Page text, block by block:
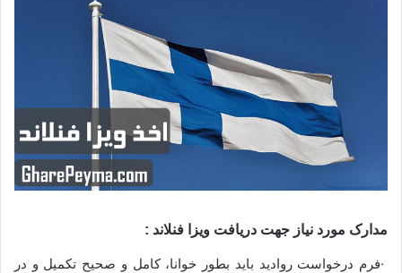
مدارک مورد نیاز جهت دریافت ویزا فنلاند :
·فرم درخواست روادید باید بطور خوانا، کامل و صحیح تکمیل و در